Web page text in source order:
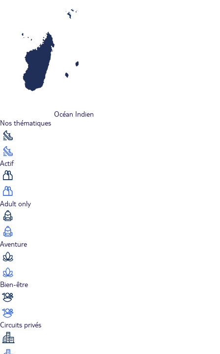
Océan Indien
Nos thématiques
Actif
Adult only
Aventure
Bien-être
Circuits privés